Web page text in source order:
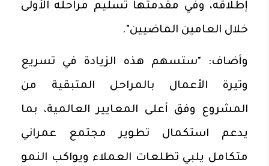
إطلاقه، وفي مقدمتها تسليم مراحله الأولى
خلال العامين الماضيين".
وأضاف: "ستسهم هذه الزيادة في تسريع
وتيرة الأعمال بالمراحل المتبقية من
المشروع وفق أعلى المعايير العالمية، بما
يدعم استكمال تطوير مجتمع عمراني
متكامل يلبي تطلعات العملاء ويواكب النمو